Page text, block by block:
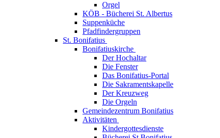
Orgel
KÖB - Bücherei St. Albertus
Suppenküche
Pfadfindergruppen
St. Bonifatius
Bonifatiuskirche
Der Hochaltar
Die Fenster
Das Bonifatius-Portal
Die Sakramentskapelle
Der Kreuzweg
Die Orgeln
Gemeindezentrum Bonifatius
Aktivitäten
Kindergottesdienste